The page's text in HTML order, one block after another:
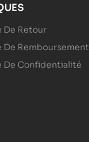
De Retour
De Remboursement
De Confidentialité